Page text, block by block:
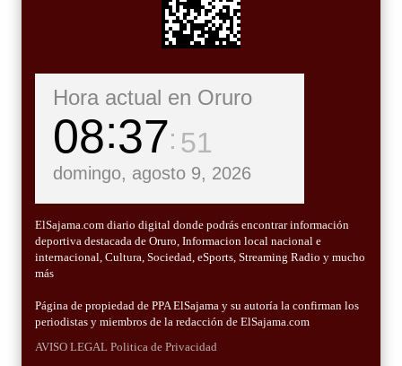
Hora actual en Oruro
08 37 52
domingo, agosto 9, 2026
ElSajama.com diario digital donde podrás encontrar información
deportiva destacada de Oruro, Informacion local nacional e
internacional, Cultura, Sociedad, eSports, Streaming Radio y mucho
más
Página de propiedad de PPA ElSajama y su autoría la confirman los
periodistas y miembros de la redacción de ElSajama.com
AVISO LEGAL Politica de Privacidad